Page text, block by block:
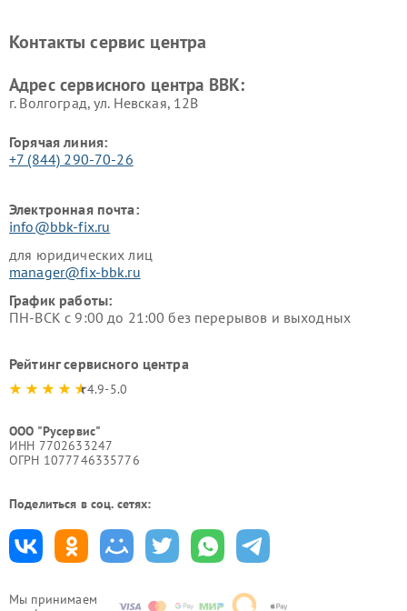
Мы принимаем
Ремонт винных шкафов BBK
Контакты сервис центра
Адрес сервисного центра BBK:
г. Волгоград, ул. Невская, 12В
Горячая линия:
+7 (844) 290-70-26
Электронная почта:
info@bbk-fix.ru
для юридических лиц
manager@fix-bbk.ru
График работы:
ПН-ВСК с 9:00 до 21:00 без перерывов и выходных
Рейтинг сервисного центра
4.9-5.0
ООО "Русервис"
ИНН 7702633247
ОГРН 1077746335776
Поделиться в соц. сетях: